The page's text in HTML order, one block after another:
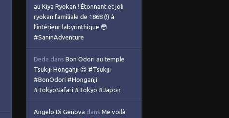
au Kiya Ryokan ! Étonnant et joli
ryokan familiale de 1868 (!) à
l’intérieur labyrinthique 😳
#SaninAdventure
Deda dans Bon Odori au temple
Tsukiji Honganji 😍 #Tsukiji
#BonOdori #Honganji
#TokyoSafari #Tokyo #Japon
Angelo Di Genova dans Me voilà